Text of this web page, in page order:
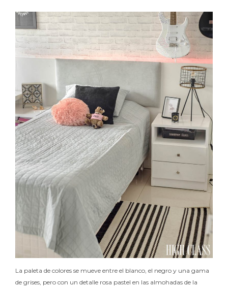
La paleta de colores se mueve entre el blanco, el negro y una gama
de grises, pero con un detalle rosa pastel en las almohadas de la